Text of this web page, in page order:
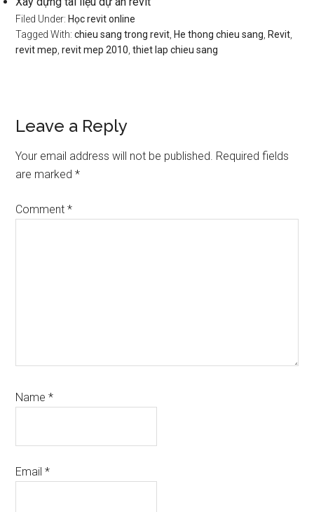
Filed Under: Học revit online
Tagged With:chieu sang trong revit He thong chieu sang Revit
revit mep ,revit mep 2010 ,thiet lap chieu sang
Reader
Interactions
Leave a Reply
Your email address will not be published. Required fields
are marked*
Comment*
Name*
Email*